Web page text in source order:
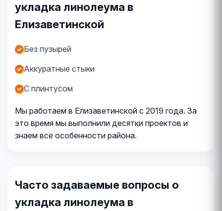
укладка линолеума в
Елизаветинской
Без пузырей
Аккуратные стыки
С плинтусом
Мы работаем в Елизаветинской с 2019 года. За
это время мы выполнили десятки проектов и
знаем все особенности района.
Часто задаваемые вопросы о
укладка линолеума в